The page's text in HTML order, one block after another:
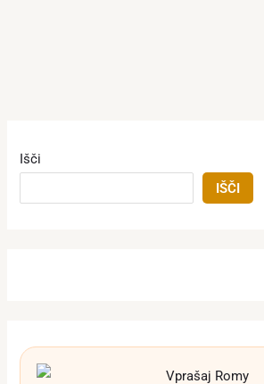
Išči
IŠČI